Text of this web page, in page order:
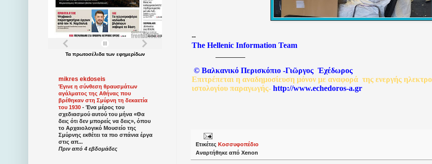
--
The Hellenic Information Team
© Βαλκανικό Περισκόπιο -Γιῶργος Ἐχέδωρος
Επιτρέπεται η αναδημοσίευση μόνον με αναφορά της ενεργής
ιστολογίου παραγωγής- http://www.echedoros-a.gr
Ετικέτες Κοσσυφοπέδιο
Αναρτήθηκε από Xenon
Τα πρωτοσέλιδατων εφημερίδων
mikres ekdoseis
Έγινε η σύνθεση θραυσμάτων
αγάλματος της Αθήνας που
βρέθηκαν στη Σμύρνη τη δεκαετία
του 1930 - Ένα μέρος του
σχεδιασμού αυτού του μήνα «Θα
δεις ότι δεν μπορείς να δεις», όπου
το Αρχαιολογικό Μουσείο της
Σμύρνης εκθέτει τα πιο σπάνια έργα
στις απ...
Πριν από 4 εβδομάδες